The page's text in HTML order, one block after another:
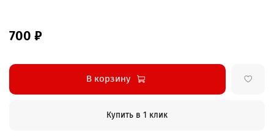
700 ₽
В корзину
Купить в 1 клик